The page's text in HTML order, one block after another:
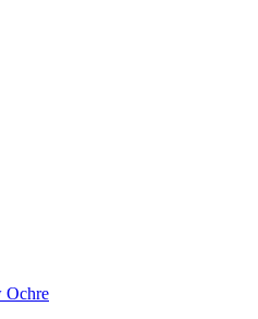
Ochre